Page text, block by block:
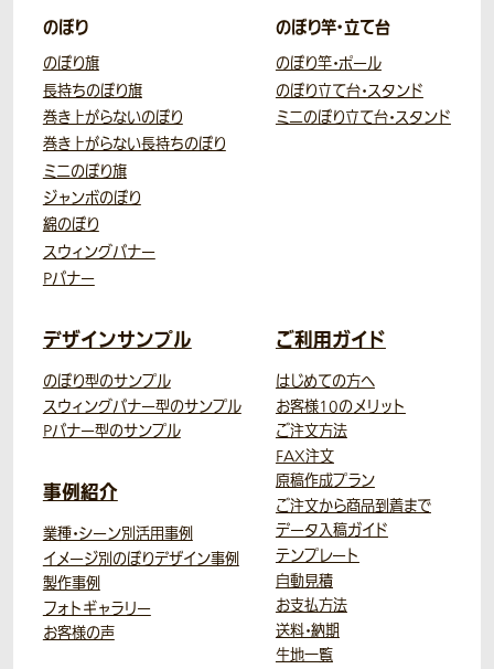
のぼり
のぼり旗
長持ちのぼり旗
巻き上がらないのぼり
巻き上がらない長持ちのぼり
ミニのぼり旗
ジャンボのぼり
綿のぼり
スウィングバナー
Pバナー
のぼり竿・立て台
のぼり竿・ポール
のぼり立て台・スタンド
ミニのぼり立て台・スタンド
デザインサンプル
のぼり型のサンプル
スウィングバナー型のサンプル
Pバナー型のサンプル
事例紹介
業種・シーン別活用事例
イメージ別のぼりデザイン事例
製作事例
フォトギャラリー
お客様の声
ご利用ガイド
はじめての方へ
お客様10のメリット
ご注文方法
FAX注文
原稿作成プラン
ご注文から商品到着まで
データ入稿ガイド
テンプレート
自動見積
お支払方法
送料・納期
生地一覧